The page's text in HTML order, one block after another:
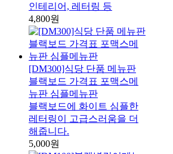
인테리어, 레터링 등
4,800원
[DM300]식당 단품 메뉴판
블랙보드 가격표 포맥스메
뉴판 심플메뉴판
블랙보드에 화이트 심플한
레터링이 고급스러움을 더
해줍니다.
5,000원